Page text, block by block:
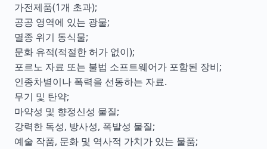
가전제품(1개 초과);
공공 영역에 있는 광물;
멸종 위기 동식물;
문화 유적(적절한 허가 없이);
포르노 자료 또는 불법 소프트웨어가 포함된 장비;
인종차별이나 폭력을 선동하는 자료.
무기 및 탄약;
마약성 및 향정신성 물질;
강력한 독성, 방사성, 폭발성 물질;
예술 작품, 문화 및 역사적 가치가 있는 물품;